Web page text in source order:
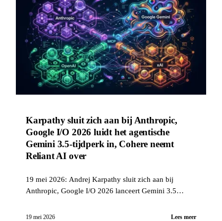
Karpathy sluit zich aan bij Anthropic,
Google I/O 2026 luidt het agentische
Gemini 3.5-tijdperk in, Cohere neemt
Reliant AI over
19 mei 2026: Andrej Karpathy sluit zich aan bij
Anthropic, Google I/O 2026 lanceert Gemini 3.5
Grok Skills, Cohere neemt Reliant AI over voor
19 mei 2026 Lees meer